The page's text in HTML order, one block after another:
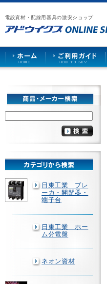
電設資材・配線用器具の激安ショップ
漏
電
ブ
レ
ー
カ
ー
や
照
ケ
ッ
ト
な
で
販
売
ア
ウ
イ
ス
HOME
ご
用
ガ
ド
お
い
合
せ
仕
先
募
日東工業 ブレ
ーカ・開閉器・
端子台
日東工業 ホー
ム分電盤
ネオン資材